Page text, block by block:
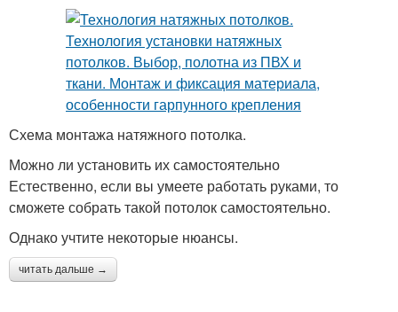
Схема монтажа натяжного потолка.
Можно ли установить их самостоятельно
Естественно, если вы умеете работать руками, то
сможете собрать такой потолок самостоятельно.
Однако учтите некоторые нюансы.
читать дальше →